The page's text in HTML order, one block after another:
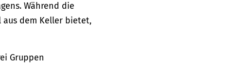
Während die
aus dem Keller bietet,
Gruppen